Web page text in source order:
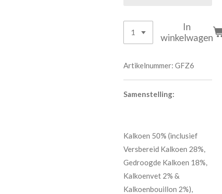
In
winkelwagen
Artikelnummer: GFZ6
Samenstelling:
Kalkoen 50% (inclusief
Versbereid Kalkoen 28%,
Gedroogde Kalkoen 18%,
Kalkoenvet 2% &
Kalkoenbouillon 2%),